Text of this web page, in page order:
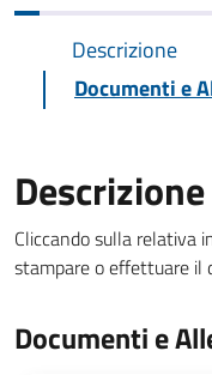
Descrizione
Documenti e
Descrizione
Cliccando sulla relativa
stampare o effettuare il
Documenti e